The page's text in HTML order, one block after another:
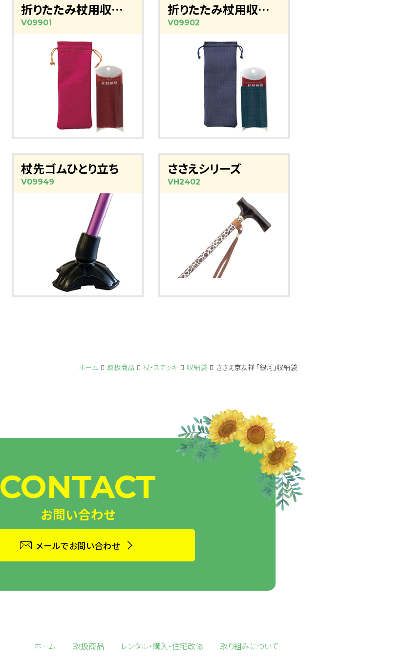
折りたたみ杖用収納袋（レッド）
V09901
折りたたみ杖用収納袋（ブルー）
V09902
杖先ゴムひとり立ち
V09949
ささえシリーズ
VH2402
ホーム 取扱商品 杖・ステッキ 収納袋 ささえ京友禅 「銀河」収納袋
CONTACT
お問い合わせ
メールでお問い合わせ
ホーム 取扱商品 レンタル・購入・住宅改修 取り組みについて